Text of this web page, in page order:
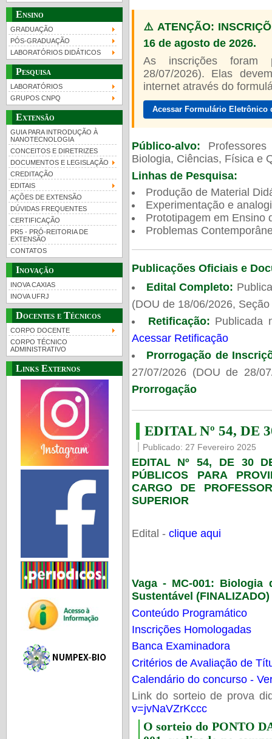
Ensino
GRADUAÇÃO
PÓS-GRADUAÇÃO
LABORATÓRIOS DIDÁTICOS
Pesquisa
LABORATÓRIOS
GRUPOS CNPQ
Extensão
GUIA PARA INTRODUÇÃO À
NANOTECNOLOGIA
CONCEITOS E DIRETRIZES
DOCUMENTOS E LEGISLAÇÃO
CREDITAÇÃO
EDITAIS
AÇÕES DE EXTENSÃO
DÚVIDAS FREQUENTES
CERTIFICAÇÃO
PR5 - PRÓ-REITORIA DE
EXTENSÃO
CONTATOS
Inovação
INOVA CAXIAS
INOVA UFRJ
Docentes e Técnicos
CORPO DOCENTE
CORPO TÉCNICO
ADMINISTRATIVO
Links Externos
⚠️ ATENÇÃO:
16 de agosto de 2026.
As inscrições foram
28/07/2026). Elas
internet através do
Acessar Formulário
Público-alvo:
Biologia, Ciências, Física e
Linhas de Pesquisa:
Produção de Material
Experimentação e
Prototipagem em Ensino
Problemas
Publicações Oficiais e
Edital Completo:
(DOU de 18/06/2026,
Retificação: Publicada
Acessar Retificação
Prorrogação de
27/07/2026 (DOU de 28/
Prorrogação
EDITAL Nº 54, DE
Publicado: 27 Fevereiro 2025
EDITAL Nº 54, DE 30
PÚBLICOS PARA
CARGO DE
SUPERIOR
Edital - clique aqui
Vaga - MC-001: Biologia
Sustentável (FINALIZADO)
Conteúdo Programático
Inscrições Homologadas
Banca Examinadora
Critérios de Avaliação de
Calendário do concurso -
Link do sorteio de prova
v=jvNaVZrKccc
O sorteio do PONTO